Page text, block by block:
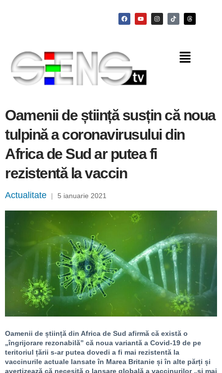
Oamenii de știință susțin că noua
tulpină a coronavirusului din
Africa de Sud ar putea fi
rezistentă la vaccin
Actualitate | 5 ianuarie 2021
Oamenii de știință din Africa de Sud afirmă că există o
„îngrijorare rezonabilă” că noua variantă a Covid-19 de pe
teritoriul țării s-ar putea dovedi a fi mai rezistentă la
vaccinurile actuale lansate în Marea Britanie și în alte părți și
avertizează că necesită o lansare globală a vaccinurilor „și mai